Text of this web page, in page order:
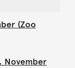
(Zoo
November